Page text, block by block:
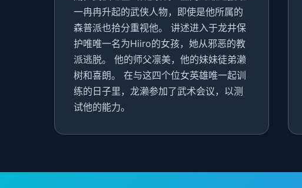
一冉冉升起的武侠人物，即使是他所属的
森普派也拾分重视他。 讲述进入于龙井保
护唯唯一名为Hiiro的女孩，她从邪恶的教
派逃脱。 他的师父凛美，他的妹妹徒弟濑
树和喜朗。 在与这四个位女英雄唯一起训
练的日子里，龙濑参加了武术会议，以测
试他的能力。